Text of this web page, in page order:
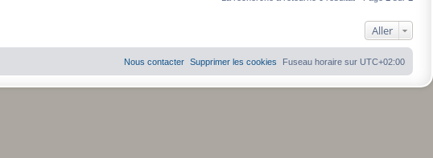
Aller
Fuseau horaire sur UTC+02:00
Supprimer les cookies
Nous contacter